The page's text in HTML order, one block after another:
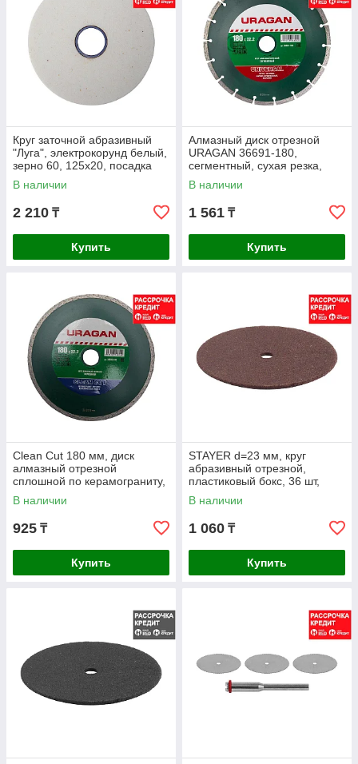
Круг заточной абразивный
"Луга", электрокорунд белый,
зерно 60, 125х20, посадка
12,7мм (3655-125-12.7)
В наличии
2 210 ₸
Купить
Алмазный диск отрезной
URAGAN 36691-180,
сегментный, сухая резка,
22,2 х 180 мм
В наличии
1 561 ₸
Купить
Clean Cut 180 мм, диск
алмазный отрезной
сплошной по керамограниту,
мрамору, плитке, URAGAN
(36695-180)
В наличии
925 ₸
Купить
STAYER d=23 мм, круг
абразивный отрезной,
пластиковый бокс, 36 шт,
(29910-H36)
В наличии
1 060 ₸
Купить